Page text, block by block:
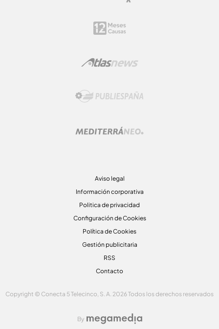
Aviso legal
Información corporativa
Politica de privacidad
Configuración de Cookies
Política de Cookies
Gestión publicitaria
RSS
Contacto
Copyright © Conecta 5 Telecinco, S. A. 2026 Todos los derechos reservados
By